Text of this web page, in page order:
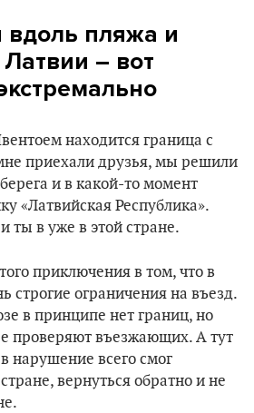
пляжа и
Латвии – вот
находится граница с
приехали друзья, мы решили
и в какой-то момент
«Латвийская Республика».
ты в уже в этой стране.
приключения в том, что в
строгие ограничения на въезд.
в принципе нет границ, но
проверяют въезжающих. А тут
нарушение всего смог
вернуться обратно и не